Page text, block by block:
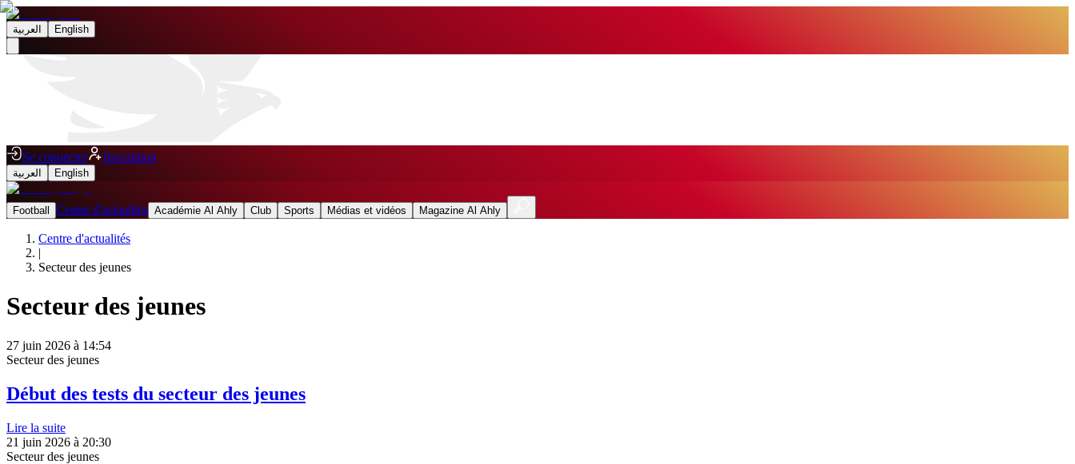
العربية English
Se connecter Inscription
العربية English
Football Centre d'actualités Académie Al Ahly Club Sports Médias et vidéos Magazine Al Ahly
Centre d'actualités
|
Secteur des jeunes
Secteur des jeunes
27 juin 2026 à 14:54
Secteur des jeunes
Début des tests du secteur des jeunes
Lire la suite
21 juin 2026 à 20:30
Secteur des jeunes